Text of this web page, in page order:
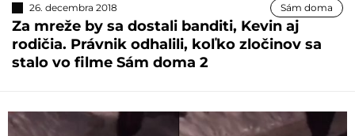
26. decembra 2018 Sám doma
Za mreže by sa dostali banditi, Kevin aj
rodičia. Právnik odhalili, koľko zločinov sa
stalo vo filme Sám doma 2